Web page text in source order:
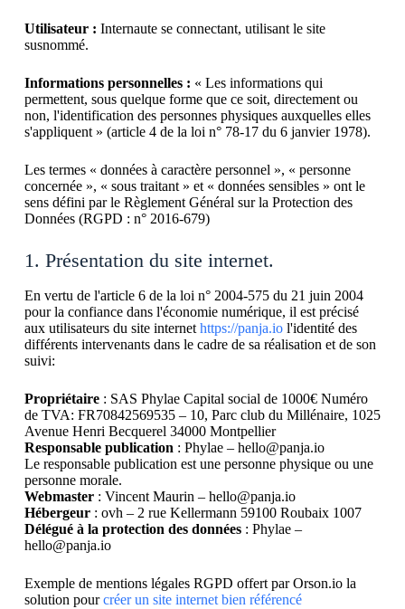
Utilisateur : Internaute se connectant, utilisant le site
susnommé.
Informations personnelles : « Les informations qui
permettent, sous quelque forme que ce soit, directement ou
non, l'identification des personnes physiques auxquelles elles
s'appliquent » (article 4 de la loi n° 78-17 du 6 janvier 1978).
Les termes « données à caractère personnel », « personne
concernée », « sous traitant » et « données sensibles » ont le
sens défini par le Règlement Général sur la Protection des
Données (RGPD : n° 2016-679)
1. Présentation du site internet.
En vertu de l'article 6 de la loi n° 2004-575 du 21 juin 2004
pour la confiance dans l'économie numérique, il est précisé
aux utilisateurs du site internet https://panja.iol'identité des
différents intervenants dans le cadre de sa réalisation et de son
suivi:
Propriétaire: SAS Phylae Capital social de 1000€ Numéro
de TVA: FR70842569535 – 10, Parc club du Millénaire, 1025
Avenue Henri Becquerel 34000 Montpellier
Responsable publication : Phylae – hello@panja.io
Le responsable publication est une personne physique ou une
personne morale.
Webmaster: Vincent Maurin – hello@panja.io
Hébergeur: ovh – 2 rue Kellermann 59100 Roubaix 1007
Délégué à la protection des données: Phylae –
hello@panja.io
Exemple de mentions légales RGPD offert par Orson.io la
solution pourcréer un site internet bien référencé